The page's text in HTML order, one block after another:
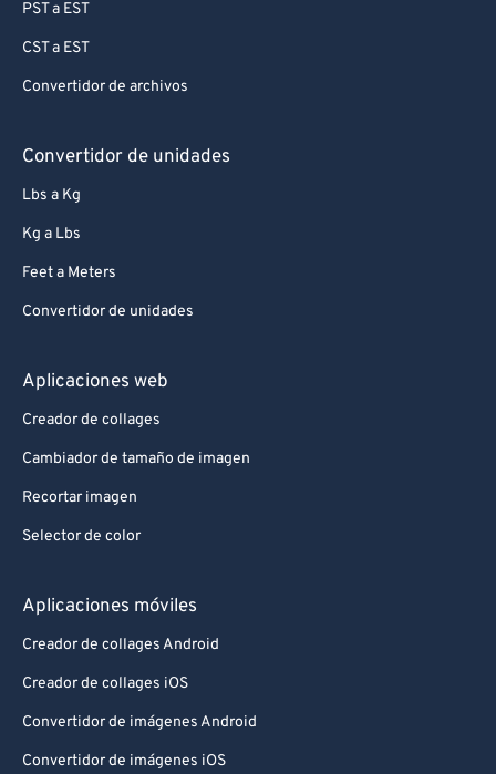
PST a EST
CST a EST
Convertidor de archivos
Convertidor de unidades
Lbs a Kg
Kg a Lbs
Feet a Meters
Convertidor de unidades
Aplicaciones web
Creador de collages
Cambiador de tamaño de imagen
Recortar imagen
Selector de color
Aplicaciones móviles
Creador de collages Android
Creador de collages iOS
Convertidor de imágenes Android
Convertidor de imágenes iOS